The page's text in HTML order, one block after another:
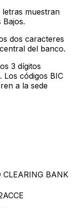
letras muestran
Bajos.
dos caracteres
del banco.
3 dígitos
Los códigos BIC
a la sede
BANK